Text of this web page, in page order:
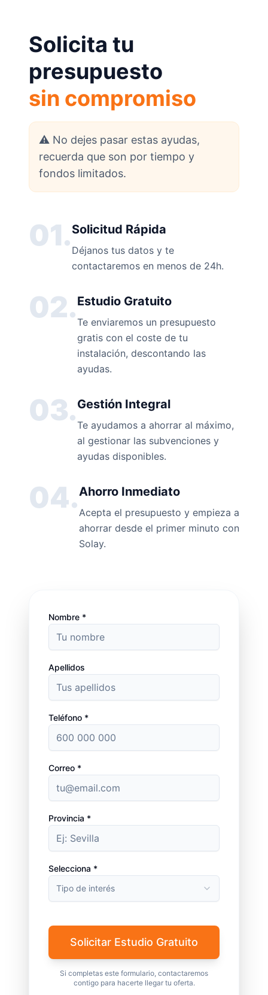
Solicita tu
presupuesto
sin compromiso
⚠️ No dejes pasar estas ayudas,
recuerda que son por tiempo y
fondos limitados.
01.Solicitud Rápida
Déjanos tus datos y te
contactaremos en menos de 24h.
02.Estudio Gratuito
Te enviaremos un presupuesto
gratis con el coste de tu
instalación, descontando las
ayudas.
03.Gestión Integral
Te ayudamos a ahorrar al máximo,
al gestionar las subvenciones y
ayudas disponibles.
04.Ahorro Inmediato
Acepta el presupuesto y empieza a
ahorrar desde el primer minuto con
Solay.
Nombre *
Apellidos
Teléfono *
Correo *
Provincia *
Selecciona *
Tipo de interés
Solicitar Estudio Gratuito
Si completas este formulario, contactaremos
contigo para hacerte llegar tu oferta.